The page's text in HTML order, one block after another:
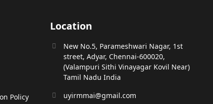
Policy
Location
New No.5, Parameshwari Nagar, 1st
street, Adyar, Chennai-600020,
(Valampuri Sithi Vinayagar Kovil Near)
Tamil Nadu India
uyirmmai@gmail.com